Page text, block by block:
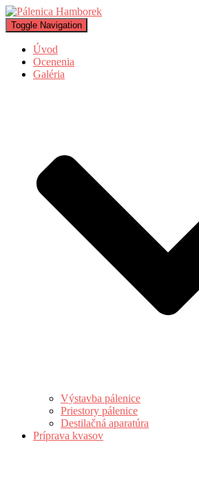
Toggle Navigation
Úvod
Ocenenia
Galéria
Výstavba pálenice
Priestory pálenice
Destilačná aparatúra
Príprava kvasov